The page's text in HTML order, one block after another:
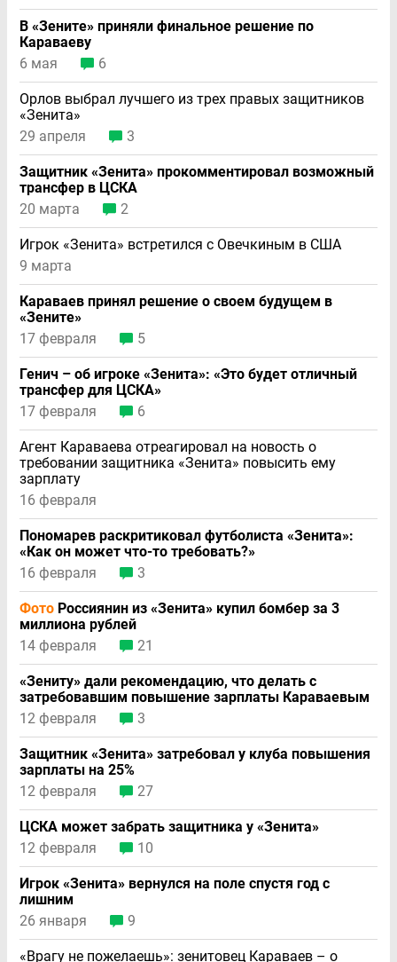
В «Зените» приняли финальное решение по
Караваеву
6 мая
6
Орлов выбрал лучшего из трех правых защитников
«Зенита»
29 апреля
3
Защитник «Зенита» прокомментировал возможный
трансфер в ЦСКА
20 марта
2
Игрок «Зенита» встретился с Овечкиным в США
9 марта
Караваев принял решение о своем будущем в
«Зените»
17 февраля
5
Генич – об игроке «Зенита»: «Это будет отличный
трансфер для ЦСКА»
17 февраля
6
Агент Караваева отреагировал на новость о
требовании защитника «Зенита» повысить ему
зарплату
16 февраля
Пономарев раскритиковал футболиста «Зенита»:
«Как он может что-то требовать?»
16 февраля
3
Фото Россиянин из «Зенита» купил бомбер за 3
миллиона рублей
14 февраля
21
«Зениту» дали рекомендацию, что делать с
затребовавшим повышение зарплаты Караваевым
12 февраля
3
Защитник «Зенита» затребовал у клуба повышения
зарплаты на 25%
12 февраля
27
ЦСКА может забрать защитника у «Зенита»
12 февраля
10
Игрок «Зенита» вернулся на поле спустя год с
лишним
26 января
9
«Врагу не пожелаешь»: зенитовец Караваев – о